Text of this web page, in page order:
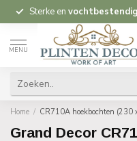
Sterke en
MENU
Home / CR710A hoekbochten (230
Grand Decor